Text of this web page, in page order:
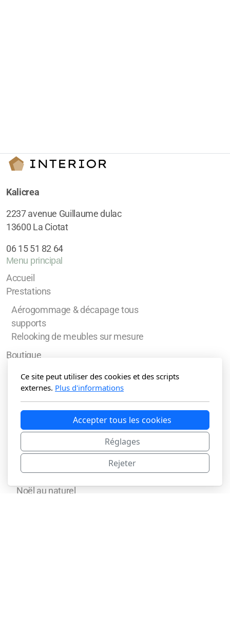
Kalicrea
2237 avenue Guillaume dulac
13600 La Ciotat
06 15 51 82 64
Menu principal
Accueil
Prestations
Aérogommage & décapage tous
supports
Relooking de meubles sur mesure
Boutique
meubles relookés
Meubles à personnaliser
L'art de l'apéro
Soliflore & Fleurs éternelles
Bijoux et Porte-bijoux
Noël au naturel
Ce site peut utiliser des cookies et des scripts
externes. Plus d'informations
Accepter tous les cookies
Réglages
Rejeter